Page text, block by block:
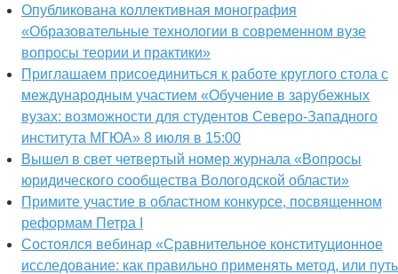
Опубликована коллективная монография
«Образовательные технологии в современном вузе
вопросы теории и практики»
Приглашаем присоединиться к работе круглого стола с
международным участием «Обучение в зарубежных
вузах: возможности для студентов Северо-Западного
института МГЮА» 8 июля в 15:00
Вышел в свет четвертый номер журнала «Вопросы
юридического сообщества Вологодской области»
Примите участие в областном конкурсе, посвященном
реформам Петра I
Состоялся вебинар «Сравнительное конституционное
исследование: как правильно применять метод, или путь